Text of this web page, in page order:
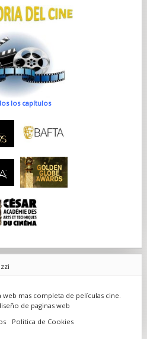
los capítulos
web mas completa de películas cine.
de paginas web
Politica de Cookies